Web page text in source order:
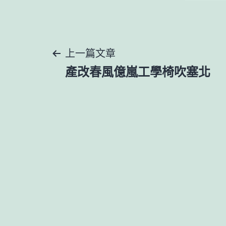
文上一篇文章
產改春風億嵐工學椅吹塞北